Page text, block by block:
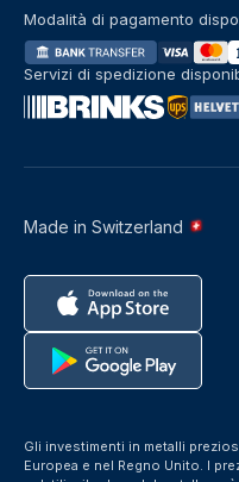
Made in Switzerland
Modalità di pagamento
Servizi di spedizione
Gli investimenti in metalli
Europea e nel Regno Unito. I